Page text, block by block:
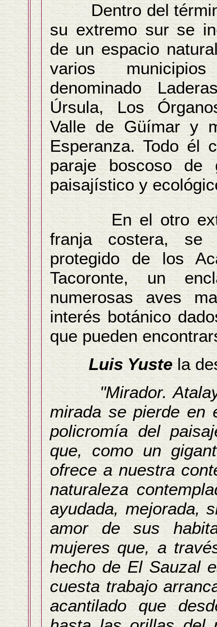
Dentro del
su extremo sur se
de un espacio
varios
denominado
Úrsula, Los
Valle de Güímar y
Esperanza. Todo él
paraje boscoso de
paisajístico y
En el otro
franja costera, se
protegido de los
Tacoronte, un
numerosas aves
interés botánico
que pueden
Luis Yustela
"Mirador.
mirada se pierde en
policromía del
que, como un
ofrece a nuestra
naturaleza
ayudada, mejorada,
amor de sus
mujeres que, a
hecho de El Sauzal
cuesta trabajo
acantilado que